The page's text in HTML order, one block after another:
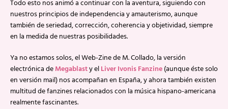
Todo esto nos animó a continuar con la aventura, siguiendo con
nuestros principios de independencia y amauterismo, aunque
también de seriedad, corrección, coherencia y objetividad, siempre
en la medida de nuestras posibilidades.
Ya no estamos solos, el Web-Zine de M. Collado, la versión
electrónica deMegablasty elLiver Ivonis Fanzine(aunque éste solo
en versión mail) nos acompañan en España, y ahora también existen
multitud de fanzines relacionados con la música hispano-americana
realmente fascinantes.